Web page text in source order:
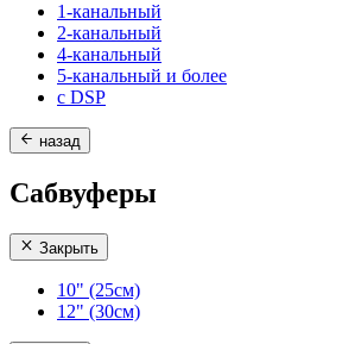
1-канальный
2-канальный
4-канальный
5-канальный и более
с DSP
назад
Сабвуферы
Закрыть
10" (25см)
12" (30см)